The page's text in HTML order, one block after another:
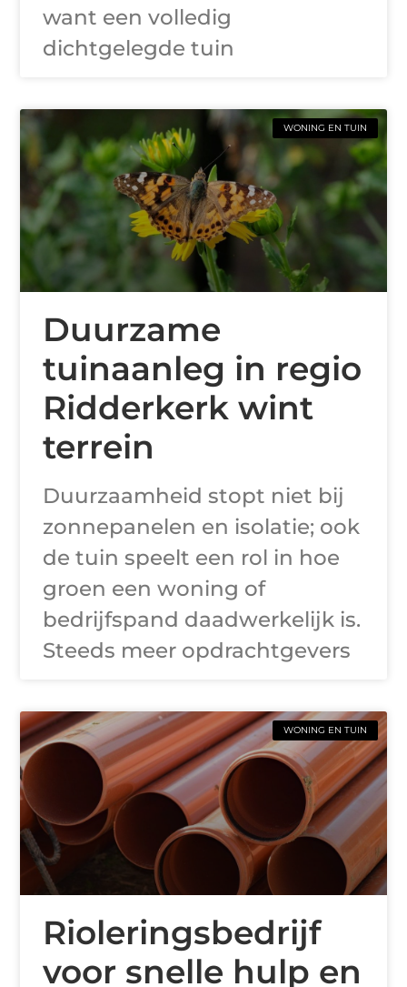
want een volledig
dichtgelegde tuin
WONING EN TUIN
Duurzame
tuinaanleg in regio
Ridderkerk wint
terrein
Duurzaamheid stopt niet bij
zonnepanelen en isolatie; ook
de tuin speelt een rol in hoe
groen een woning of
bedrijfspand daadwerkelijk is.
Steeds meer opdrachtgevers
WONING EN TUIN
Rioleringsbedrijf
voor snelle hulp en